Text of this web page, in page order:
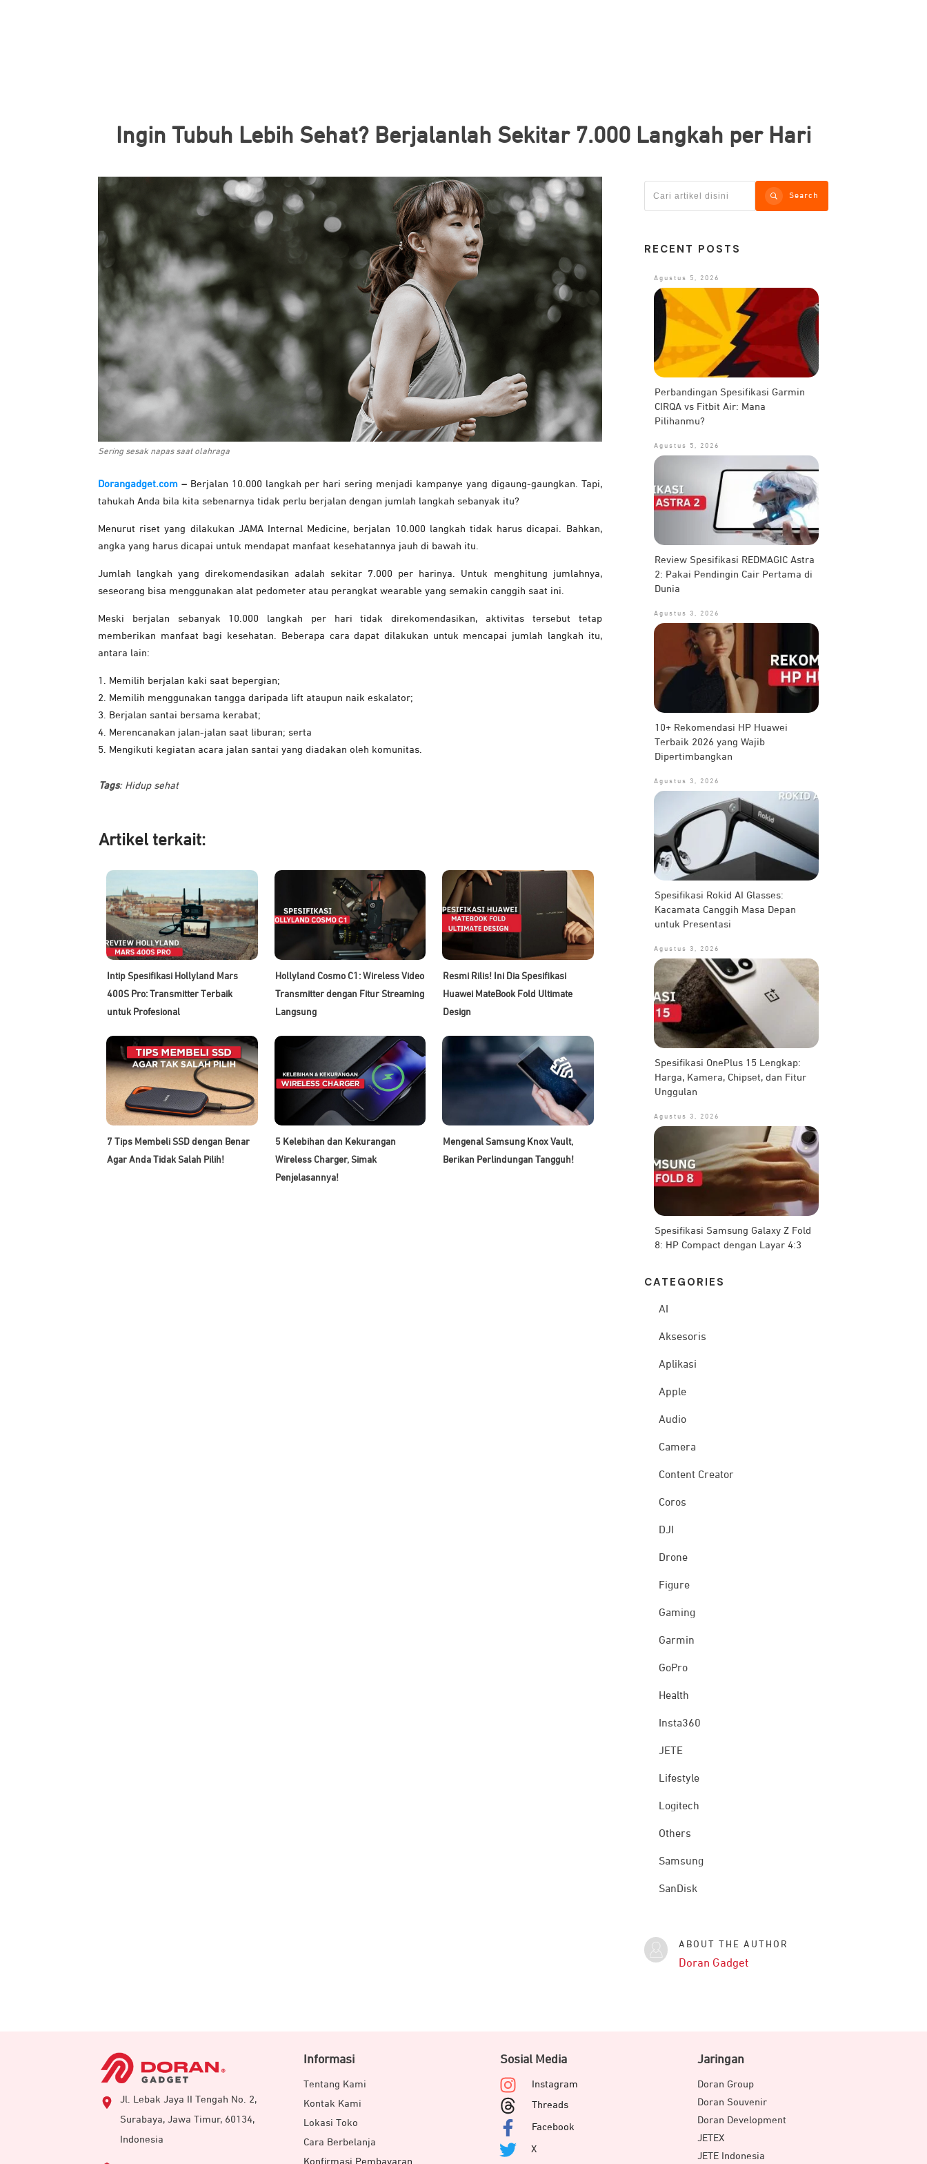
Ingin Tubuh Lebih Sehat? Berjalanlah Sekitar 7.000 Langkah per Hari
Sering sesak napas saat olahraga
Dorangadget.com –Berjalan 10.000 langkah per hari sering menjadi kampanye yang digaung-gaungkan. Tapi,
tahukah Anda bila kita sebenarnya tidak perlu berjalan dengan jumlah langkah sebanyak itu?
Menurut riset yang dilakukan JAMA Internal Medicine, berjalan 10.000 langkah tidak harus dicapai. Bahkan,
angka yang harus dicapai untuk mendapat manfaat kesehatannya jauh di bawah itu.
Jumlah langkah yang direkomendasikan adalah sekitar 7.000 per harinya. Untuk menghitung jumlahnya,
seseorang bisa menggunakan alat pedometer atau perangkat wearable yang semakin canggih saat ini.
Meski berjalan sebanyak 10.000 langkah per hari tidak direkomendasikan, aktivitas tersebut tetap
memberikan manfaat bagi kesehatan. Beberapa cara dapat dilakukan untuk mencapai jumlah langkah itu,
antara lain:
1. Memilih berjalan kaki saat bepergian;
2. Memilih menggunakan tangga daripada lift ataupun naik eskalator;
3. Berjalan santai bersama kerabat;
4. Merencanakan jalan-jalan saat liburan; serta
5. Mengikuti kegiatan acara jalan santai yang diadakan oleh komunitas.
Tags: Hidup sehat
Artikel terkait:
Intip Spesifikasi Hollyland Mars
400S Pro: Transmitter Terbaik
untuk Profesional
Hollyland Cosmo C1: Wireless Video
Transmitter dengan Fitur Streaming
Langsung
Resmi Rilis! Ini Dia Spesifikasi
Huawei MateBook Fold Ultimate
Design
7 Tips Membeli SSD dengan Benar
Agar Anda Tidak Salah Pilih!
5 Kelebihan dan Kekurangan
Wireless Charger, Simak
Penjelasannya!
Mengenal Samsung Knox Vault,
Berikan Perlindungan Tangguh!
Search
RECENT POSTS
Agustus 5, 2026
Perbandingan Spesifikasi Garmin
CIRQA vs Fitbit Air: Mana
Pilihanmu?
Agustus 5, 2026
Review Spesifikasi REDMAGIC Astra
2: Pakai Pendingin Cair Pertama di
Dunia
Agustus 3, 2026
10+ Rekomendasi HP Huawei
Terbaik 2026 yang Wajib
Dipertimbangkan
Agustus 3, 2026
Spesifikasi Rokid AI Glasses:
Kacamata Canggih Masa Depan
untuk Presentasi
Agustus 3, 2026
Spesifikasi OnePlus 15 Lengkap:
Harga, Kamera, Chipset, dan Fitur
Unggulan
Agustus 3, 2026
Spesifikasi Samsung Galaxy Z Fold
8: HP Compact dengan Layar 4:3
CATEG ORIES
AI
Aksesoris
Aplikasi
Apple
Audio
Camera
Content Creator
Coros
DJI
Drone
Figure
Gaming
Garmin
GoPro
Health
Insta360
JETE
Lifestyle
Logitech
Others
Samsung
SanDisk
ABOUT THE AUTHOR
Doran Gadget
Jl. Lebak Jaya II Tengah No. 2,
Surabaya, Jawa Timur, 60134,
Indonesia
Informasi
Tentang Kami
Kontak Kami
Lokasi Toko
Cara Berbelanja
Konfirmasi Pembayaran
Sosial Media
Instagram
Threads
Facebook
X
Jaringan
Doran Group
Doran Souvenir
Doran Development
JETEX
JETE Indonesia